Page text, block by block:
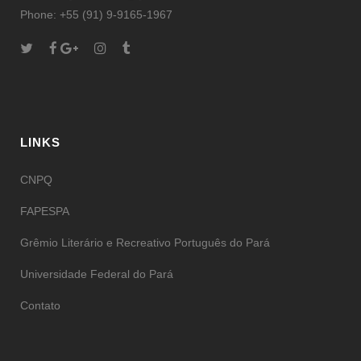
Phone: +55 (91) 9-9165-1967
LINKS
CNPQ
FAPESPA
Grêmio Literário e Recreativo Português do Pará
Universidade Federal do Pará
Contato